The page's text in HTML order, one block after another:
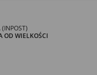
(INPOST)
OD WIELKOŚCI